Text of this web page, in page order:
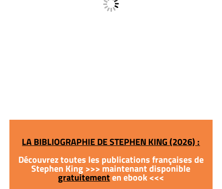
LA BIBLIOGRAPHIE DE STEPHEN KING (2026) :
Découvrez toutes les publications françaises de
Stephen King >>> maintenant disponible
gratuitementen ebook <<<